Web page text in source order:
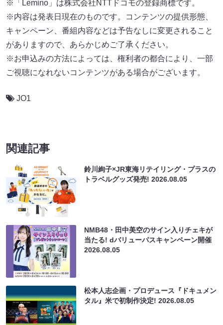
※「Lemino」は株式会社NTTドコモの登録商標です。
※内容は発表日現在のものです。コンテンツの提供形態、
キャンペーン、番組内容などは予告なしに変更されること
がありますので、あらかじめご了承ください。
※お申込みの方法によっては、権利者の都合により、一部
ご視聴になれないコンテンツがある場合がございます。
JO1
関連記事
鈴川絢子×JR東海リテイリング・プラスの
トラベルグッズ発売!2026.08.05
NMB48・田中美空のサイン入りチェキが
当たる! dバリューパスキャンペーン開催
2026.08.05
松本人志企画・プロデュース『ドキュメン
タル』米で初制作決定!2026.08.05